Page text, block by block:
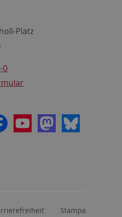
Platz
0
YoutubeMastodon
Bluesky
Stampa